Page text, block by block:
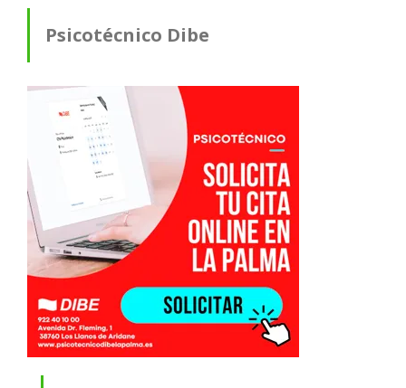
Psicotécnico Dibe